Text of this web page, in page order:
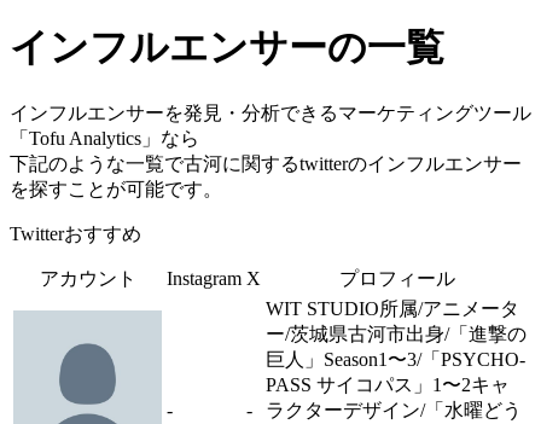
インフルエンサーの一覧
インフルエンサーを発見・分析できるマーケティングツール
「Tofu Analytics」なら
下記のような一覧で古河に関するtwitterのインフルエンサー
を探すことが可能です。
Twitterおすすめ
アカウント Instagram X プロフィール
- -
WIT STUDIO所属/アニメータ
ー/茨城県古河市出身/「進撃の
巨人」Season1〜3/「PSYCHO-
PASS サイコパス」1〜2キャ
ラクターデザイン/「水曜どう